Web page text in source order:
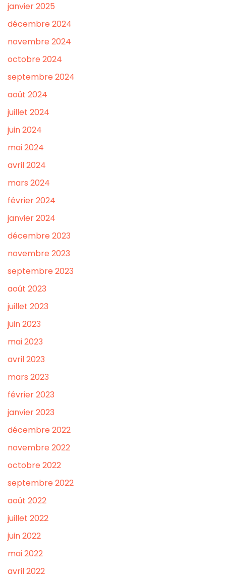
janvier 2025
décembre 2024
novembre 2024
octobre 2024
septembre 2024
août 2024
juillet 2024
juin 2024
mai 2024
avril 2024
mars 2024
février 2024
janvier 2024
décembre 2023
novembre 2023
septembre 2023
août 2023
juillet 2023
juin 2023
mai 2023
avril 2023
mars 2023
février 2023
janvier 2023
décembre 2022
novembre 2022
octobre 2022
septembre 2022
août 2022
juillet 2022
juin 2022
mai 2022
avril 2022